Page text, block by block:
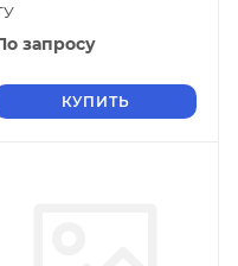
запросу
КУПИТЬ